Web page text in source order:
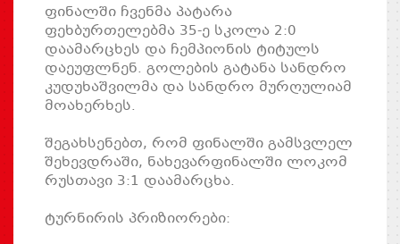
ფინალში ჩვენმა პატარა
ფეხბურთელებმა 35-ე სკოლა 2:0
დაამარცხეს და ჩემპიონის ტიტულს
დაეუფლნენ. გოლების გატანა სანდრო
კუდუხაშვილმა და სანდრო მურღულიამ
მოახერხეს.
შეგახსენებთ, რომ ფინალში გამსვლელ
შეხევდრაში, ნახევარფინალში ლოკომ
რუსთავი 3:1 დაამარცხა.
ტურნირის პრიზიორები: